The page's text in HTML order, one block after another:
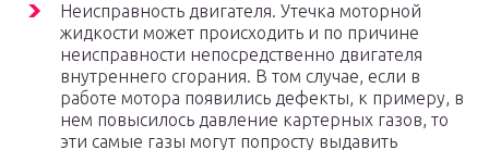
Неисправность двигателя. Утечка моторной
жидкости может происходить и по причине
неисправности непосредственно двигателя
внутреннего сгорания. В том случае, если в
работе мотора появились дефекты, к примеру, в
нем повысилось давление картерных газов, то
эти самые газы могут попросту выдавить